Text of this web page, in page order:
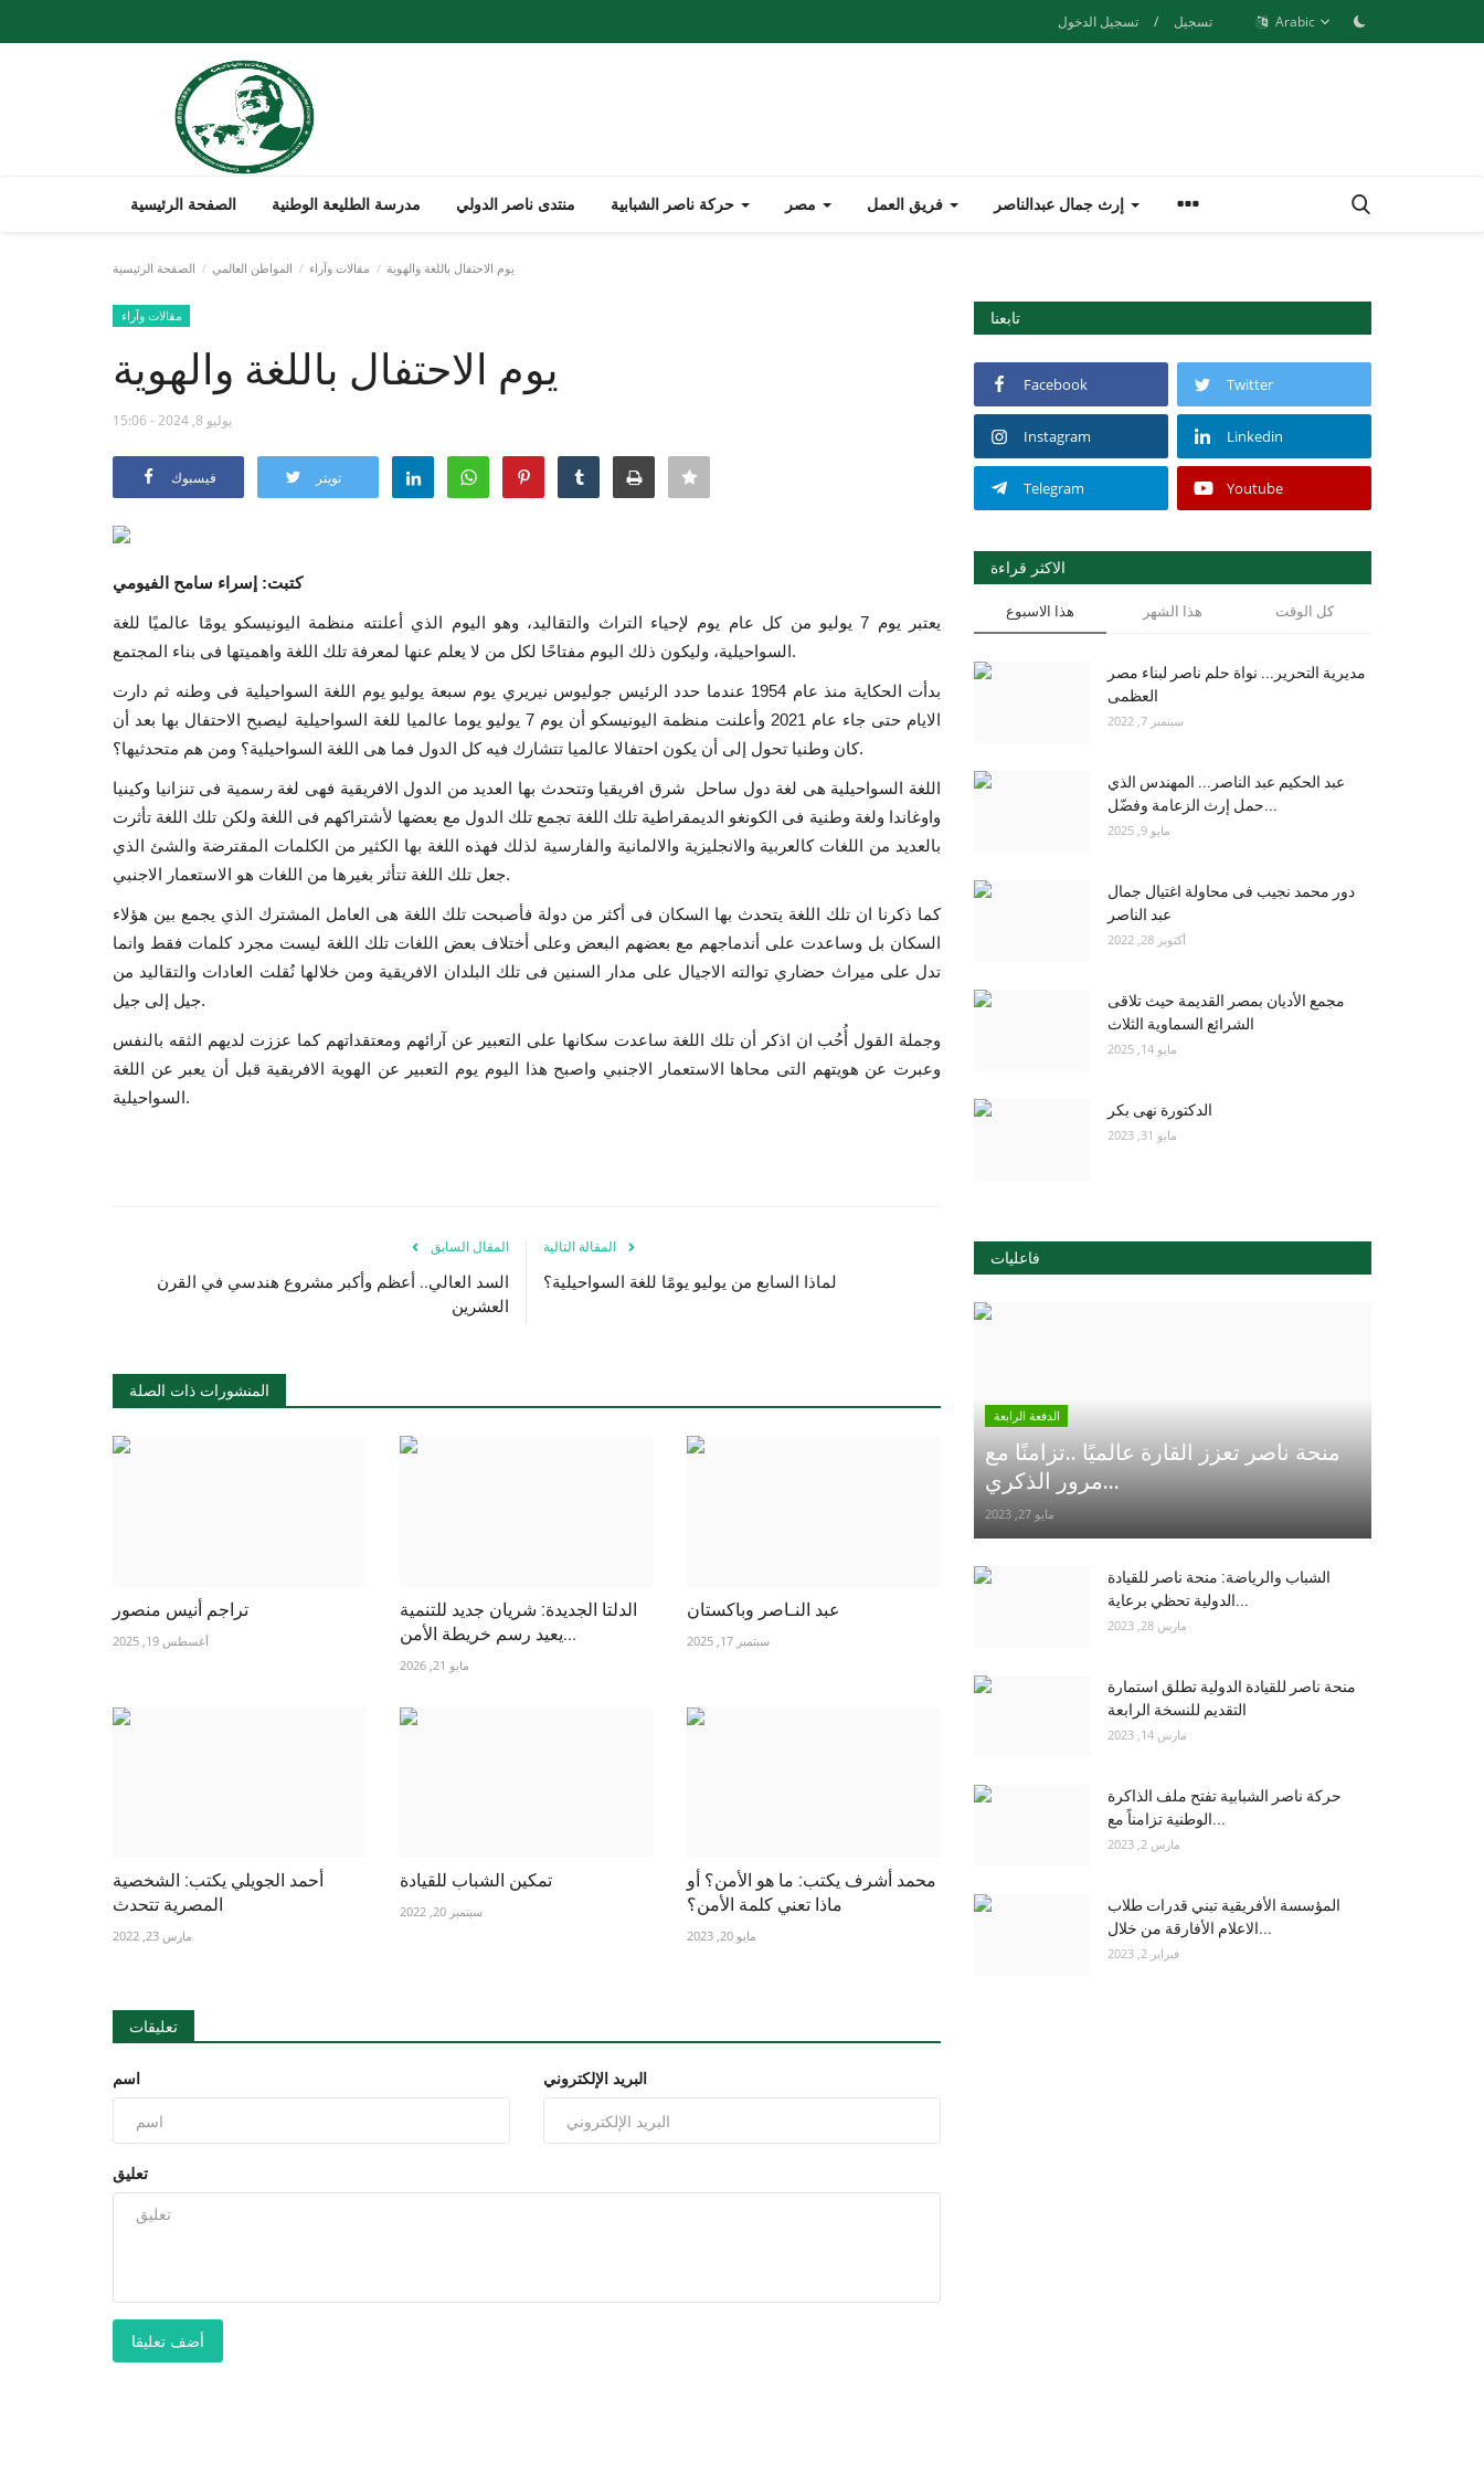
تسجيل الدخول / تسجيل Arabic
الصفحة الرئيسية مدرسة الطليعة الوطنية منتدى ناصر الدولي
الصفحة الرئيسية المواطن العالمي مقالات وآراء يوم الاحتفال باللغة والهوية
مقالات وآراء
يوم الاحتفال باللغة والهوية
يوليو 8, 2024 - 15:06
فيسبوك تويتر
كتبت: إسراء سامح الفيومي
يعتبر يوم 7 يوليو من كل عام يوم لإحياء التراث والتقاليد، وهو اليوم الذي أعلنته منظمة اليونيسكو يومًا عالميًا للغة
السواحيلية، وليكون ذلك اليوم مفتاحًا لكل من لا يعلم عنها لمعرفة تلك اللغة واهميتها فى بناء المجتمع.
بدأت الحكاية منذ عام 1954 عندما حدد الرئيس جوليوس نيريري يوم سبعة يوليو يوم اللغة السواحيلية فى وطنه ثم دارت
الايام حتى جاء عام 2021 وأعلنت منظمة اليونيسكو أن يوم 7 يوليو يوما عالميا للغة السواحيلية ليصبح الاحتفال بها بعد أن
كان وطنيا تحول إلى أن يكون احتفالا عالميا تتشارك فيه كل الدول فما هى اللغة السواحيلية؟ ومن هم متحدثيها؟.
اللغة السواحيلية هى لغة دول ساحل شرق افريقيا وتتحدث بها العديد من الدول الافريقية فهى لغة رسمية فى تنزانيا وكينيا
واوغاندا ولغة وطنية فى الكونغو الديمقراطية تلك اللغة تجمع تلك الدول مع بعضها لأشتراكهم فى اللغة ولكن تلك اللغة تأثرت
بالعديد من اللغات كالعربية والانجليزية والالمانية والفارسية لذلك فهذه اللغة بها الكثير من الكلمات المقترضة والشئ الذي
جعل تلك اللغة تتأثر بغيرها من اللغات هو الاستعمار الاجنبي.
كما ذكرنا ان تلك اللغة يتحدث بها السكان فى أكثر من دولة فأصبحت تلك اللغة هى العامل المشترك الذي يجمع بين هؤلاء
السكان بل وساعدت على أندماجهم مع بعضهم البعض وعلى أختلاف بعض اللغات تلك اللغة ليست مجرد كلمات فقط وانما
تدل على ميراث حضاري توالته الاجيال على مدار السنين فى تلك البلدان الافريقية ومن خلالها نُقلت العادات والتقاليد من
جيل إلى جيل.
وجملة القول أُحُب ان اذكر أن تلك اللغة ساعدت سكانها على التعبير عن آرائهم ومعتقداتهم كما عززت لديهم الثقه بالنفس
وعبرت عن هويتهم التى محاها الاستعمار الاجنبي واصبح هذا اليوم يوم التعبير عن الهوية الافريقية قبل أن يعبر عن اللغة
السواحيلية.
المقال السابق
السد العالي.. أعظم وأكبر مشروع هندسي في القرن
العشرين
المقالة التالية
لماذا السابع من يوليو يومًا للغة السواحيلية؟
المنشورات ذات الصلة
تراجم أنيس منصور
أغسطس 19, 2025
الدلتا الجديدة: شريان جديد للتنمية
يعيد رسم خريطة الأمن...
مايو 21, 2026
عبد النـاصر وباكستان
سبتمبر 17, 2025
أحمد الجويلي يكتب: الشخصية
المصرية تتحدث
مارس 23, 2022
تمكين الشباب للقيادة
سبتمبر 20, 2022
محمد أشرف يكتب: ما هو الأمن؟ أو
ماذا تعني كلمة الأمن؟
مايو 20, 2023
تعليقات
اسم البريد الإلكتروني
تعليق
أضف تعليقا
تابعنا
Facebook Twitter
Instagram Linkedin
Telegram Youtube
الاكثر قراءة
هذا الاسبوع هذا الشهر كل الوقت
مديرية التحرير... نواة حلم ناصر لبناء مصر
العظمى
سبتمبر 7, 2022
عبد الحكيم عبد الناصر... المهندس الذي
حمل إرث الزعامة وفضّل...
مايو 9, 2025
دور محمد نجيب فى محاولة اغتيال جمال
عبد الناصر
أكتوبر 28, 2022
مجمع الأديان بمصر القديمة حيث تلاقى
الشرائع السماوية الثلاث
مايو 14, 2025
الدكتورة نهى بكر
مايو 31, 2023
فاعليات
الدفعة الرابعة
منحة ناصر تعزز القارة عالميًا ..تزامنًا مع
مرور الذكري...
مايو 27, 2023
الشباب والرياضة: منحة ناصر للقيادة
الدولية تحظي برعاية...
مارس 28, 2023
منحة ناصر للقيادة الدولية تطلق استمارة
التقديم للنسخة الرابعة
مارس 14, 2023
حركة ناصر الشبابية تفتح ملف الذاكرة
الوطنية تزامناً مع...
مارس 2, 2023
المؤسسة الأفريقية تبني قدرات طلاب
الاعلام الأفارقة من خلال...
فبراير 2, 2023